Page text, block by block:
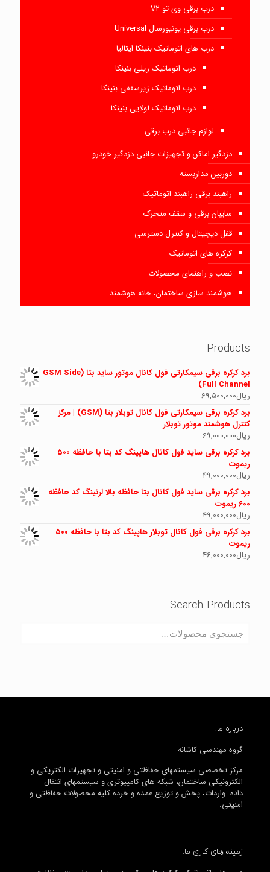
درب برقی وی تو V2
درب برقی یونیورسال Universal
درب های اتوماتیک بنینکا ایتالیا
درب اتوماتیک ریلی بنینکا
درب اتوماتیک زیرسقفی بنینکا
درب اتوماتیک لولایی بنینکا
لوازم جانبی درب برقی
دزدگیر اماکن و تجهیزات جانبی-دزدگیر خودرو
دوربین مداربسته
راهبند برقی-راهبند اتوماتیک
سایبان برقی و سقف متحرک
قفل دیجیتال و کنترل دسترسی
کرکره های اتوماتیک
نصب و راهنمای محصولات
هوشمند سازی ساختمان، خانه هوشمند
Products
برد کرکره برقی سیمکارتی فول کانال موتور ساید بتا (GSM Side
Full Channel)
ریال69,500,000
برد کرکره برقی سیمکارتی فول کانال توبلار بتا (GSM) | مرکز
کنترل هوشمند موتور توبلار
ریال69,000,000
برد کرکره برقی ساید فول کانال هاپینگ کد بتا با حافظه ۵۰۰
ریموت
ریال49,000,000
برد کرکره برقی ساید فول کانال بتا حافظه بالا لرنینگ کد حافظه
600 ریموت
ریال49,000,000
برد کرکره برقی فول کانال توبلار هاپینگ کد بتا با حافظه ۵۰۰
ریموت
ریال46,000,000
Search Products
درباره ما:
گروه مهندسی کاشانه
مرکز تخصصی سیستمهای حفاظتی و امنیتی و تجهیرات الکتریکی و
الکترونیکی ساختمان، شبکه های کامپیوتری و سیستمهای انتقال
داده. واردات، پخش و توزیع عمده و خرده کلیه محصولات حفاظتی و
امنیتی.
زمینه های کاری ما: